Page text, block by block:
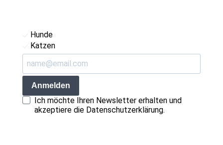
Hunde
Katzen
Anmelden
Ich möchte Ihren Newsletter erhalten und
akzeptiere die Datenschutzerklärung.